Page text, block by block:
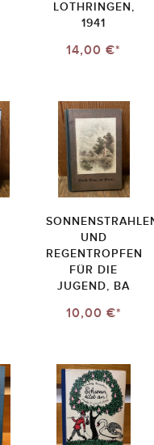
LOTHRINGEN,
1941
14,00 €*
UND
REGENTROPFEN
FÜR DIE
JUGEND, BA
10,00 €*